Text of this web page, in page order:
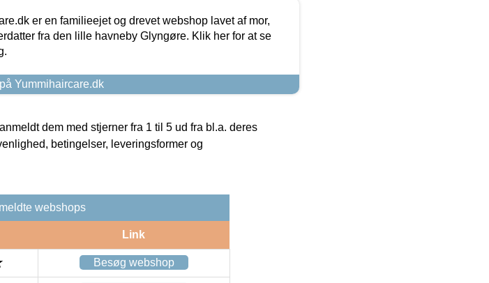
er en familieejet og drevet webshop lavet af mor,
fra den lille havneby Glyngøre. Klik her for at se
Yummihaircare.dk
dem med stjerner fra 1 til 5 ud fra bl.a. deres
betingelser, leveringsformer og
webshops
Link
Besøg webshop